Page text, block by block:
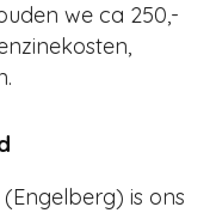
we ca 250,-
is ons